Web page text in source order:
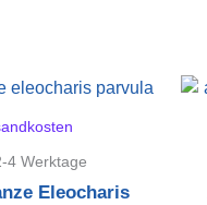
4 Werktage
Eleocharis